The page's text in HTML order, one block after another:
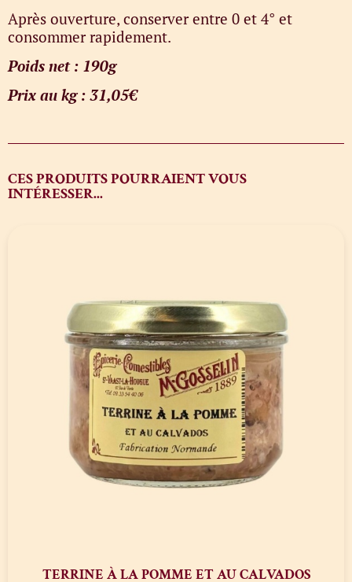
Après ouverture, conserver entre 0 et 4° et
consommer rapidement.
Poids net : 190g
Prix au kg : 31,05€
CES PRODUITS POURRAIENT VOUS
INTÉRESSER...
TERRINE À LA POMME ET AU CALVADOS